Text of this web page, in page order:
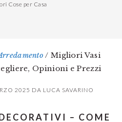
Cose per Casa
/ Migliori Vasi
Opinioni e Prezzi
2025 DA LUCA SAVARINO
– COME